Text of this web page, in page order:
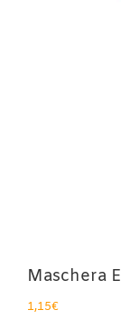
Maschera
1,15€